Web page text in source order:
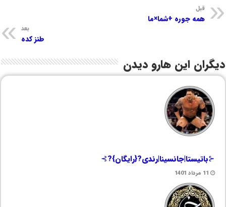
قبل
همه جوره +شما×ما
بعد
طنز کده
دیگران این هارو دیدن
⊰باتیستا|جانسینا|رندی?{رایگان}?⊱
11 مرداد 1401